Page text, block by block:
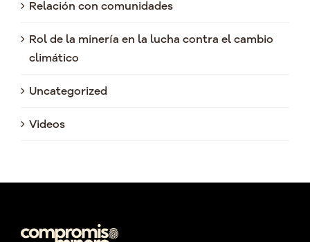
Relación con comunidades
Rol de la minería en la lucha contra el cambio
climático
Uncategorized
Videos